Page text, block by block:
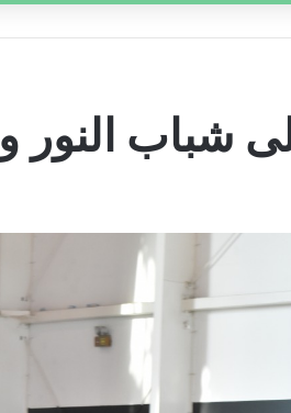
عن
شباب النور